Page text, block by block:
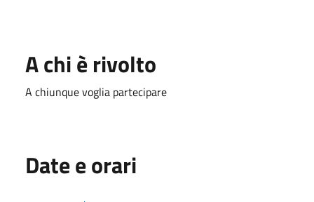
A chi è rivolto
A chiunque voglia partecipare
Date e orari